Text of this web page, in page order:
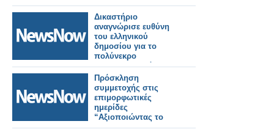
Δικαστήριο
αναγνώρισε ευθύνη
του ελληνικού
δημοσίου για το
πολύνεκρο
σιδηροδρομικό
δυστύχημα στα Τέμπη
και επιδίκασε ποσό
των 400.000 ευρώ
Πρόσκληση
συμμετοχής στις
επιμορφωτικές
ημερίδες
“Αξιοποιώντας το
Copilot Chat στην